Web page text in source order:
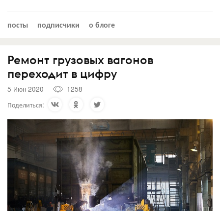
посты подписчики о блоге
Ремонт грузовых вагонов
переходит в цифру
5 Июн 2020
1258
Поделиться: